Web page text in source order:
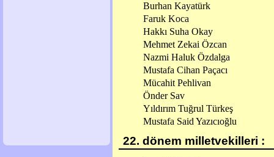
Burhan Kayatürk
Faruk Koca
Hakkı Suha Okay
Mehmet Zekai Özcan
Nazmi Haluk Özdalga
Mustafa Cihan Paçacı
Mücahit Pehlivan
Önder Sav
Yıldırım Tuğrul Türkeş
Mustafa Said Yazıcıoğlu
22. dönem milletvekilleri :